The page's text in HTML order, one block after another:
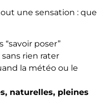
une sensation : que
“savoir poser”
sans rien rater
la météo ou le
naturelles, pleines